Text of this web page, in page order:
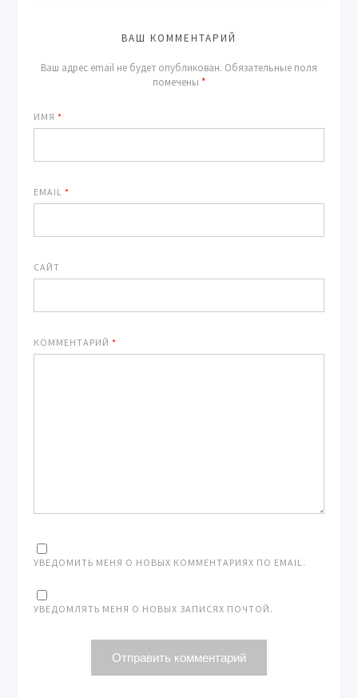
ВАШ КОММЕНТАРИЙ
Ваш адрес email не будет опубликован. Обязательные поля
помечены *
ИМЯ*
EMAIL*
САЙТ
КОММЕНТАРИЙ*
УВЕДОМИТЬ МЕНЯ О НОВЫХ КОММЕНТАРИЯХ ПО EMAIL.
УВЕДОМЛЯТЬ МЕНЯ О НОВЫХ ЗАПИСЯХ ПОЧТОЙ.